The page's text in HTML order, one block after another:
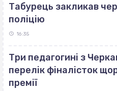
Табурець закликав
поліцію
16:35
Три педагогині з
перелік фіналісток
премії